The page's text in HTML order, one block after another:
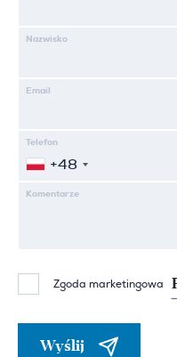
Nazwisko
Email
Telefon
+48
Komentarze
Zgoda marketingowa
Wyślij